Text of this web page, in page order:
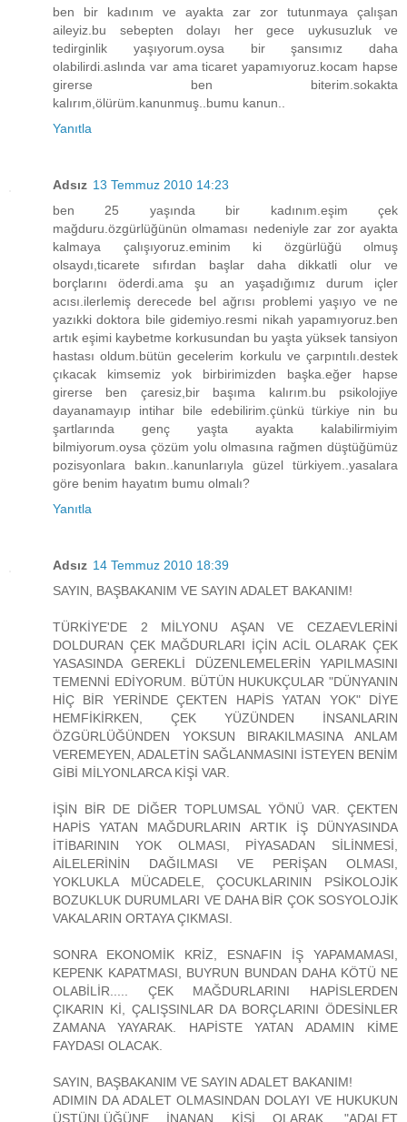
ben bir kadınım ve ayakta zar zor tutunmaya çalışan
aileyiz.bu sebepten dolayı her gece uykusuzluk ve
tedirginlik yaşıyorum.oysa bir şansımız daha
olabilirdi.aslında var ama ticaret yapamıyoruz.kocam hapse
girerse ben biterim.sokakta
kalırım,ölürüm.kanunmuş..bumu kanun..
Yanıtla
Adsız 13 Temmuz 2010 14:23
ben 25 yaşında bir kadınım.eşim çek
mağduru.özgürlüğünün olmaması nedeniyle zar zor ayakta
kalmaya çalışıyoruz.eminim ki özgürlüğü olmuş
olsaydı,ticarete sıfırdan başlar daha dikkatli olur ve
borçlarını öderdi.ama şu an yaşadığımız durum içler
acısı.ilerlemiş derecede bel ağrısı problemi yaşıyo ve ne
yazıkki doktora bile gidemiyo.resmi nikah yapamıyoruz.ben
artık eşimi kaybetme korkusundan bu yaşta yüksek tansiyon
hastası oldum.bütün gecelerim korkulu ve çarpıntılı.destek
çıkacak kimsemiz yok birbirimizden başka.eğer hapse
girerse ben çaresiz,bir başıma kalırım.bu psikolojiye
dayanamayıp intihar bile edebilirim.çünkü türkiye nin bu
şartlarında genç yaşta ayakta kalabilirmiyim
bilmiyorum.oysa çözüm yolu olmasına rağmen düştüğümüz
pozisyonlara bakın..kanunlarıyla güzel türkiyem..yasalara
göre benim hayatım bumu olmalı?
Yanıtla
Adsız 14 Temmuz 2010 18:39
SAYIN, BAŞBAKANIM VE SAYIN ADALET BAKANIM!
TÜRKİYE'DE 2 MİLYONU AŞAN VE CEZAEVLERİNİ
DOLDURAN ÇEK MAĞDURLARI İÇİN ACİL OLARAK ÇEK
YASASINDA GEREKLİ DÜZENLEMELERİN YAPILMASINI
TEMENNİ EDİYORUM. BÜTÜN HUKUKÇULAR "DÜNYANIN
HİÇ BİR YERİNDE ÇEKTEN HAPİS YATAN YOK" DİYE
HEMFİKİRKEN, ÇEK YÜZÜNDEN İNSANLARIN
ÖZGÜRLÜĞÜNDEN YOKSUN BIRAKILMASINA ANLAM
VEREMEYEN, ADALETİN SAĞLANMASINI İSTEYEN BENİM
GİBİ MİLYONLARCA KİŞİ VAR.
İŞİN BİR DE DİĞER TOPLUMSAL YÖNÜ VAR. ÇEKTEN
HAPİS YATAN MAĞDURLARIN ARTIK İŞ DÜNYASINDA
İTİBARININ YOK OLMASI, PİYASADAN SİLİNMESİ,
AİLELERİNİN DAĞILMASI VE PERİŞAN OLMASI,
YOKLUKLA MÜCADELE, ÇOCUKLARININ PSİKOLOJİK
BOZUKLUK DURUMLARI VE DAHA BİR ÇOK SOSYOLOJİK
VAKALARIN ORTAYA ÇIKMASI.
SONRA EKONOMİK KRİZ, ESNAFIN İŞ YAPAMAMASI,
KEPENK KAPATMASI, BUYRUN BUNDAN DAHA KÖTÜ NE
OLABİLİR..... ÇEK MAĞDURLARINI HAPİSLERDEN
ÇIKARIN Kİ, ÇALIŞSINLAR DA BORÇLARINI ÖDESİNLER
ZAMANA YAYARAK. HAPİSTE YATAN ADAMIN KİME
FAYDASI OLACAK.
SAYIN, BAŞBAKANIM VE SAYIN ADALET BAKANIM!
ADIMIN DA ADALET OLMASINDAN DOLAYI VE HUKUKUN
ÜSTÜNLÜĞÜNE İNANAN KİŞİ OLARAK, "ADALET